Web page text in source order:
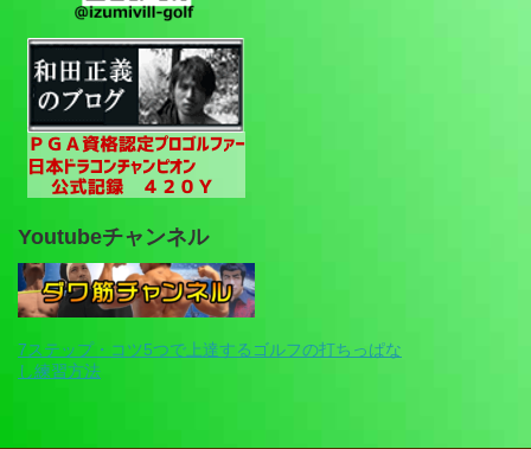
Youtubeチャンネル
7ステップ・コツ5つで上達するゴルフの打ちっぱな
し練習方法